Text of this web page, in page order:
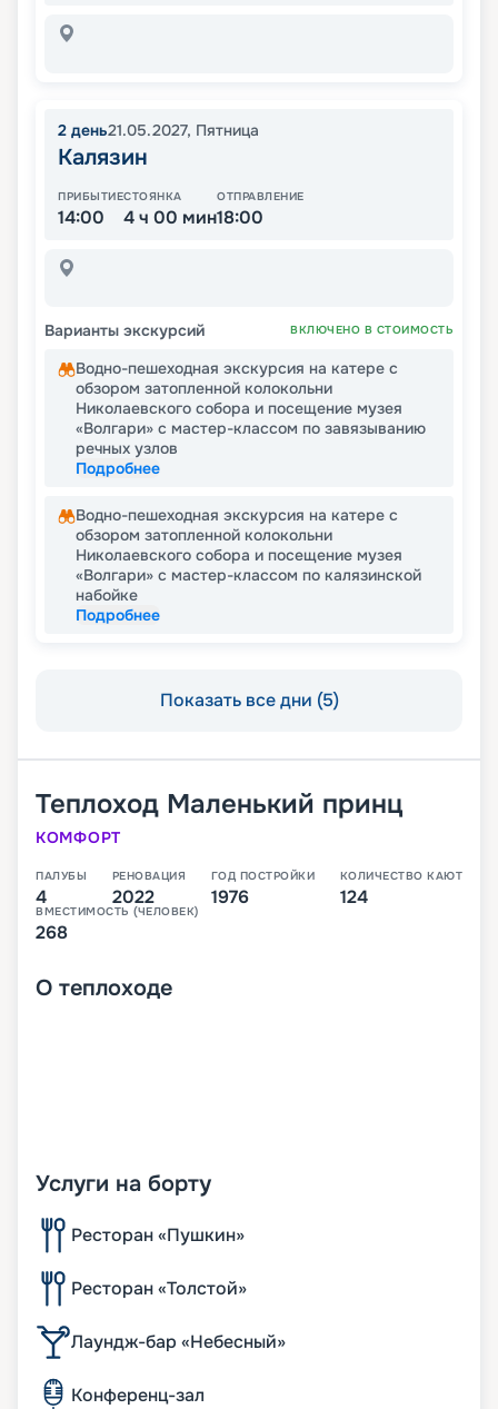
2 день21.05.2027, Пятница
Калязин
ПРИБЫТИЕ
14:00
СТОЯНКА
4 ч 00 мин
ОТПРАВЛЕНИЕ
18:00
Варианты экскурсий ВКЛЮЧЕНО В СТОИМОСТЬ
Водно-пешеходная экскурсия на катере с
обзором затопленной колокольни
Николаевского собора и посещение музея
«Волгари» с мастер-классом по завязыванию
речных узлов
Подробнее
Водно-пешеходная экскурсия на катере с
обзором затопленной колокольни
Николаевского собора и посещение музея
«Волгари» с мастер-классом по калязинской
набойке
Подробнее
Показать все дни (5)
Теплоход Маленький принц
КОМФОРТ
ПАЛУБЫ
4
РЕНОВАЦИЯ
2022
ГОД ПОСТРОЙКИ
1976
КОЛИЧЕСТВО КАЮТ
124
ВМЕСТИМОСТЬ (ЧЕЛОВЕК)
268
О теплоходе
Услуги на борту
Ресторан «Пушкин»
Ресторан «Толстой»
Лаундж-бар «Небесный»
Конференц-зал